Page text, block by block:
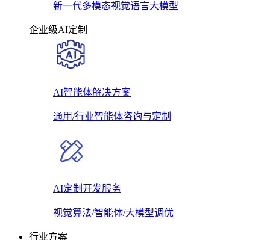
新一代多模态视觉语言大模型
企业级AI定制
AI智能体解决方案
通用/行业智能体咨询与定制
AI定制开发服务
视觉算法/智能体/大模型调优
行业方案